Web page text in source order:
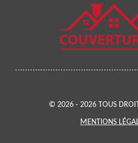
© 2026 - 2026 TOUS
MENTIONS